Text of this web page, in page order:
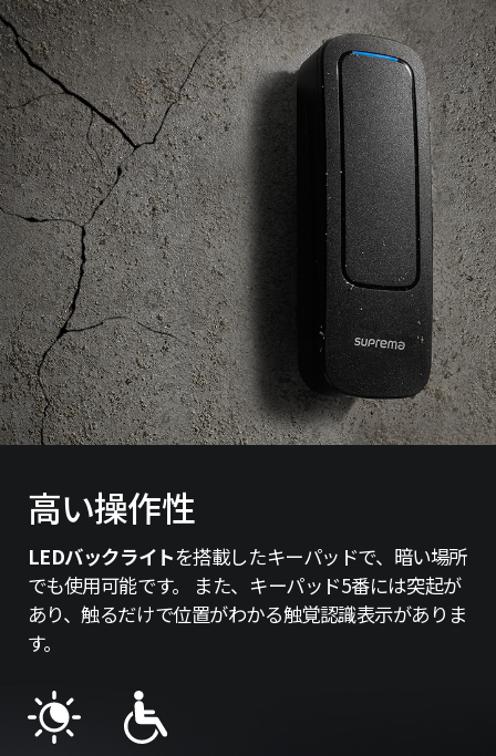
高い操作性
LEDバックライトを搭載したキーパッドで、暗い場所
でも使用可能です。 また、キーパッド5番には突起が
あり、触るだけで位置がわかる触覚認識表示がありま
す。